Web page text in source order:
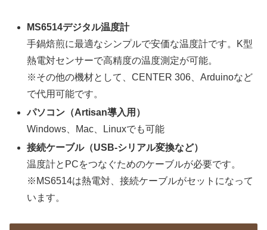
MS6514デジタル温度計
手鍋焙煎に最適なシンプルで安価な温度計です。K型
熱電対センサーで高精度の温度測定が可能。
※その他の機材として、CENTER 306、Arduinoなど
で代用可能です。
パソコン（Artisan導入用）
Windows、Mac、Linuxでも可能
接続ケーブル（USB-シリアル変換など）
温度計とPCをつなぐためのケーブルが必要です。
※MS6514は熱電対、接続ケーブルがセットになって
います。